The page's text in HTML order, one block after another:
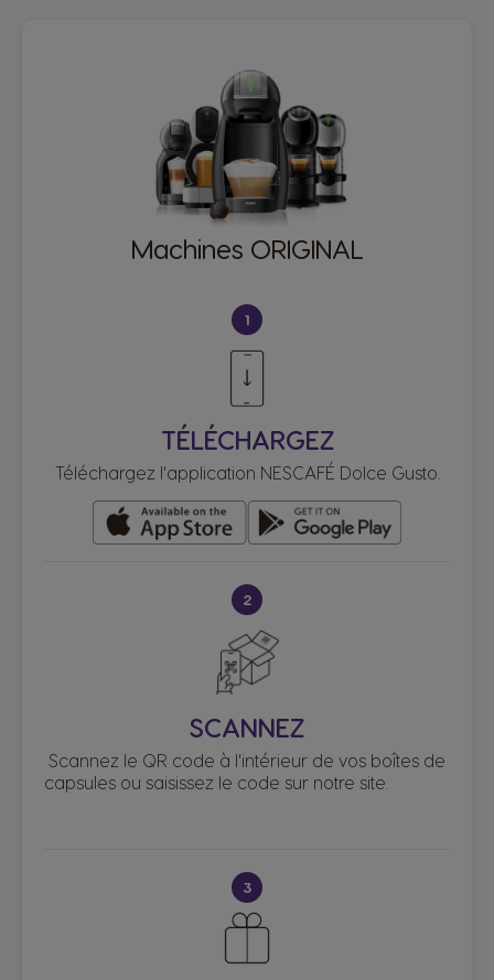
Machines ORIGINAL
1
TÉLÉCHARGEZ
Téléchargez l'application NESCAFÉ Dolce Gusto.
2
SCANNEZ
Scannez le QR code à l'intérieur de vos boîtes de
capsules ou saisissez le code sur notre site.
3